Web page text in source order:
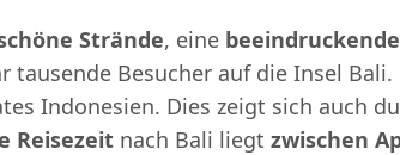
Strände, eine
tausende Besucher auf die Insel
Indonesien. Dies zeigt sich auch
Reisezeit nach Bali liegt zwischen